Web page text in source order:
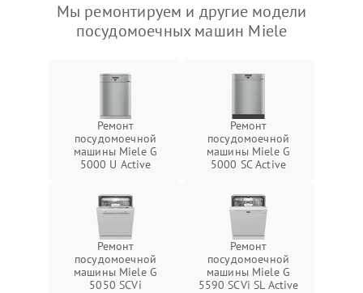
Мы ремонтируем и другие модели
посудомоечных машин Miele
Ремонт
посудомоечной
машины Miele G
5000 U Active
Ремонт
посудомоечной
машины Miele G
5000 SC Active
Ремонт
посудомоечной
машины Miele G
5050 SCVi
Ремонт
посудомоечной
машины Miele G
5590 SCVi SL Active